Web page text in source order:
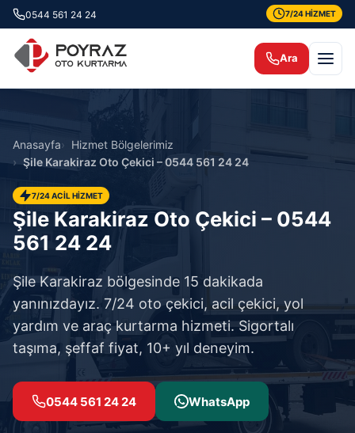
0544 561 24 24 7/24 HİZMET
Ara
Anasayfa
Hizmet Bölgelerimiz
Şile Karakiraz Oto Çekici – 0544 561 24 24
7/24 ACİL HİZMET
Şile Karakiraz Oto Çekici – 0544
561 24 24
Şile Karakiraz bölgesinde 15 dakikada
yanınızdayız. 7/24 oto çekici, acil çekici, yol
yardım ve araç kurtarma hizmeti. Sigortalı
taşıma, şeffaf fiyat, 10+ yıl deneyim.
0544 561 24 24 WhatsApp